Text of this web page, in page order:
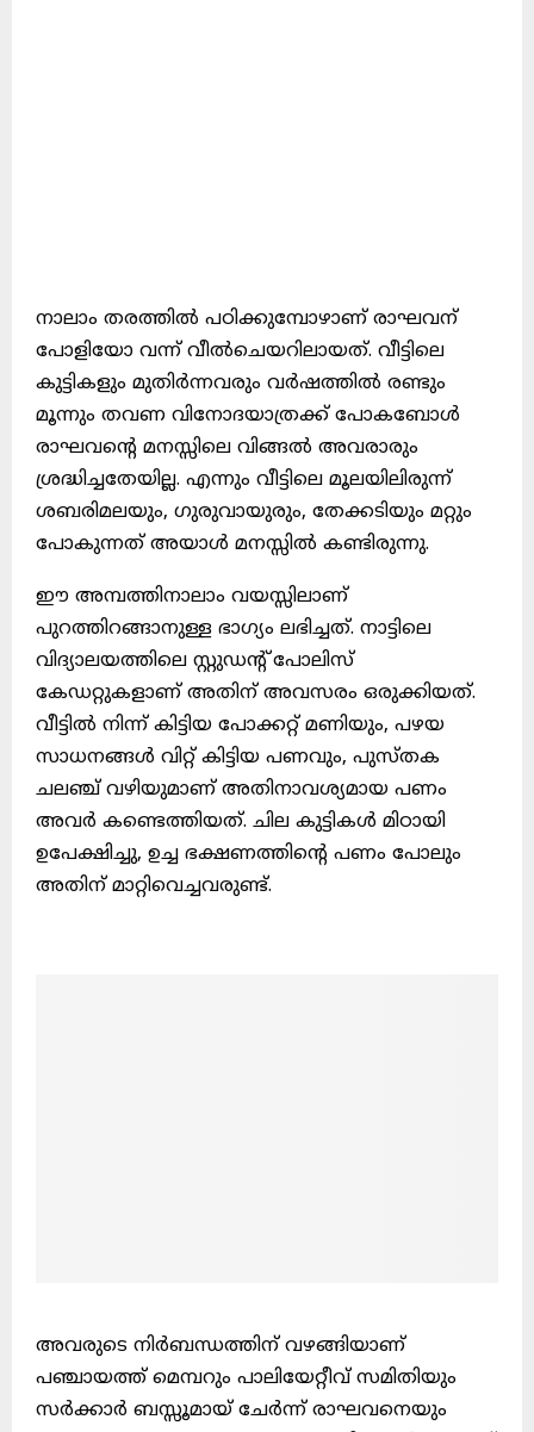
നാലാം തരത്തില്‍ പഠിക്കുമ്പോഴാണ്‌ രാഘവന്‌
പോളിയോ വന്ന്‌ വീല്‍ചെയറിലായത്‌. വീട്ടിലെ
കുട്ടികളും മുതിര്‍ന്നവരും വര്‍ഷത്തില്‍ രണ്ടും
മൂന്നും തവണ വിനോദയാത്രക്ക്‌ പോകബോള്‍
രാഘവന്റെ മനസ്സിലെ വിങ്ങല്‍ അവരാരും
ശ്രദ്ധിച്ചതേയില്ല. എന്നും വീട്ടിലെ മൂലയിലിരുന്ന്‌
ശബരിമലയും, ഗുരുവായുരും, തേക്കടിയും മറ്റും
പോകുന്നത്‌ അയാള്‍ മനസ്സില്‍ കണ്ടിരുന്നു.
ഈ അമ്പത്തിനാലാം വയസ്സിലാണ്‌
പുറത്തിറങ്ങാനുള്ള ഭാഗ്യം ലഭിച്ചത്‌. നാട്ടിലെ
വിദ്യാലയത്തിലെ സ്റ്റുഡന്റ് പോലിസ്‌
കേഡറ്റുകളാണ്‌ അതിന്‌ അവസരം ഒരുക്കിയത്‌.
വീട്ടില്‍ നിന്ന്‌ കിട്ടിയ പോക്കറ്റ്‌ മണിയും, പഴയ
സാധനങ്ങള്‍ വിറ്റ്‌ കിട്ടിയ പണവും, പുസ്തക
ചലഞ്ച്‌ വഴിയുമാണ്‌ അതിനാവശ്യമായ പണം
അവര്‍ കണ്ടെത്തിയത്‌. ചില കുട്ടികള്‍ മിഠായി
ഉപേക്ഷിച്ചു, ഉച്ച ഭക്ഷണത്തിന്റെ പണം പോലും
അതിന്‌ മാറ്റിവെച്ചവരുണ്ട്‌.
അവരുടെ നിര്‍ബന്ധത്തിന്‌ വഴങ്ങിയാണ്‌
പഞ്ചായത്ത്‌ മെമ്പറും പാലിയേറ്റീവ്‌ സമിതിയും
സര്‍ക്കാര്‍ ബസ്സൂമായ്‌ ചേര്‍ന്ന്‌ രാഘവനെയും